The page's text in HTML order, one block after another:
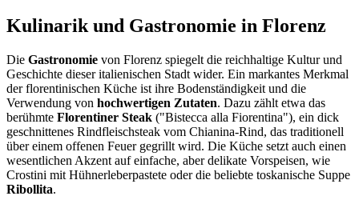
Kulinarik und Gastronomie in Florenz
Die Gastronomie von Florenz spiegelt die reichhaltige Kultur und
Geschichte dieser italienischen Stadt wider. Ein markantes Merkmal
der florentinischen Küche ist ihre Bodenständigkeit und die
Verwendung von hochwertigen Zutaten. Dazu zählt etwa das
berühmte Florentiner Steak ("Bistecca alla Fiorentina"), ein dick
geschnittenes Rindfleischsteak vom Chianina-Rind, das traditionell
über einem offenen Feuer gegrillt wird. Die Küche setzt auch einen
wesentlichen Akzent auf einfache, aber delikate Vorspeisen, wie
Crostini mit Hühnerleberpastete oder die beliebte toskanische Suppe
Ribollita.